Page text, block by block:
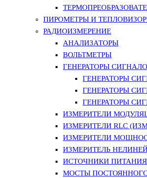
ПИРОМЕТРЫ И
РАДИОИЗМЕРЕНИЕ
АНАЛИЗАТОРЫ
ВОЛЬТМЕТРЫ
ГЕНЕРАТОРЫ
ГЕНЕРАТОРЫ
ГЕНЕРАТОРЫ
ГЕНЕРАТОРЫ
ИЗМЕРИТЕЛИ
ИЗМЕРИТЕЛИ RLC
ИЗМЕРИТЕЛИ
ИЗМЕРИТЕЛЬ
ИСТОЧНИКИ ПИТАНИЯ
МОСТЫ